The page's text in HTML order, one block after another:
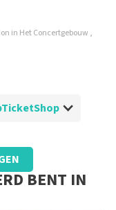
perfect.Zaten
het
evt. volgende
in Het Concertgebouw ,
BENT IN